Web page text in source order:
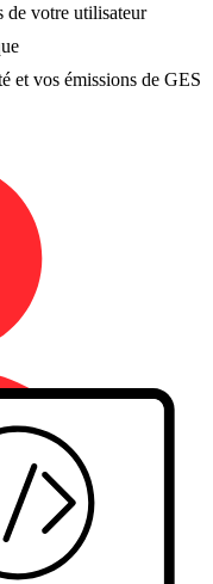
de votre utilisateur
et vos émissions de GES